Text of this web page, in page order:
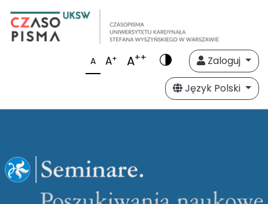
A A+ A++
Zaloguj
Język Polski